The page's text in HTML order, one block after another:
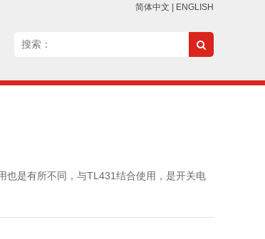
简体中文 ENGLISH
也是有所不同，与TL431结合使用，是开关电